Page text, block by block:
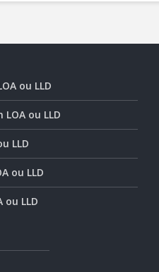
ou LLD
ou LLD
LLD
ou LLD
ou LLD